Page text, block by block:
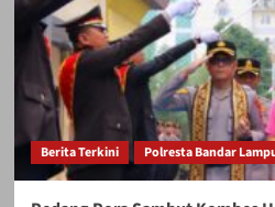
Berita Terkini Polresta Bandar